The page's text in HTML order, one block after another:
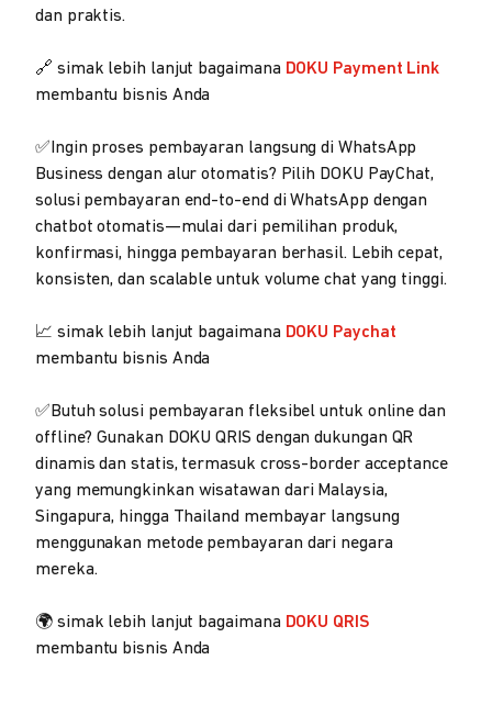
dan praktis.
🔗 simak lebih lanjut bagaimana DOKU Payment Link
membantu bisnis Anda
✅Ingin proses pembayaran langsung di WhatsApp
Business dengan alur otomatis? Pilih DOKU PayChat,
solusi pembayaran end-to-end di WhatsApp dengan
chatbot otomatis—mulai dari pemilihan produk,
konfirmasi, hingga pembayaran berhasil. Lebih cepat,
konsisten, dan scalable untuk volume chat yang tinggi.
📈 simak lebih lanjut bagaimana DOKU Paychat
membantu bisnis Anda
✅Butuh solusi pembayaran fleksibel untuk online dan
offline? Gunakan DOKU QRIS dengan dukungan QR
dinamis dan statis, termasuk cross-border acceptance
yang memungkinkan wisatawan dari Malaysia,
Singapura, hingga Thailand membayar langsung
menggunakan metode pembayaran dari negara
mereka.
🌍 simak lebih lanjut bagaimana DOKU QRIS
membantu bisnis Anda